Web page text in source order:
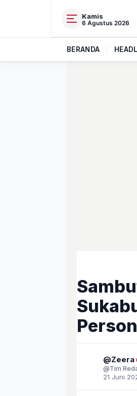
Kamis
6 Agustus 2026
BERANDA
Zeera
Tim
21 Juni